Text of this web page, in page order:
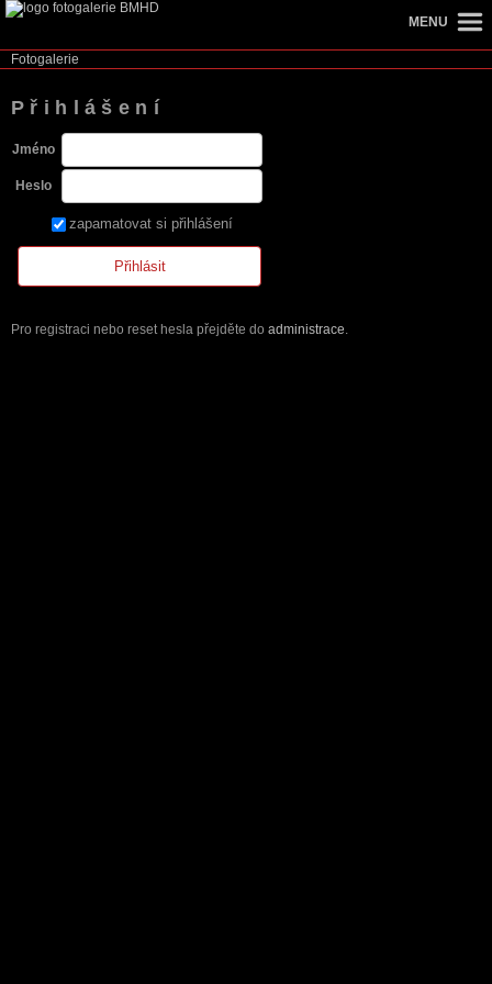
Fotogalerie
Přihlášení
Jméno
Heslo
zapamatovat si přihlášení
Pro registraci nebo reset hesla přejděte do administrace.
MENU